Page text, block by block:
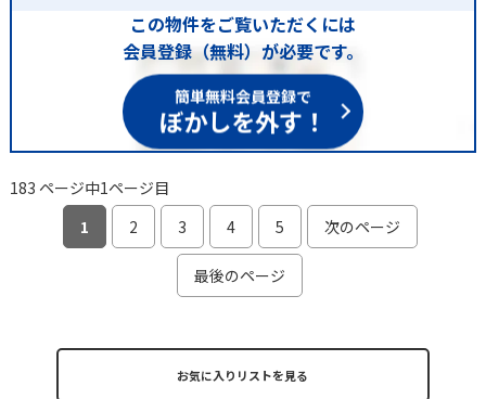
この物件をご覧いただくには
会員登録（無料）が必要です。
簡単無料会員登録で
ぼかしを外す！
183 ページ中1ページ目
1
2 3 4 5 次のページ
最後のページ
お気に入りリストを見る